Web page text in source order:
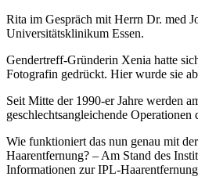
Rita im Gespräch mit Herrn Dr. med
Universitätsklinikum Essen.
Gendertreff-Gründerin Xenia hatte
Fotografin gedrückt. Hier wurde sie
Seit Mitte der 1990-er Jahre werden
geschlechtsangleichende Operationen
Wie funktioniert das nun genau mit
Haarentfernung? – Am Stand des
Informationen zur IPL-